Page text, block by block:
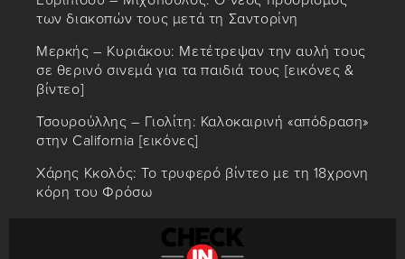
των διακοπών τους μετά τη Σαντορίνη
Μερκής – Κυριάκου: Μετέτρεψαν την αυλή τους
σε θερινό σινεμά για τα παιδιά τους [εικόνες &
βίντεο]
Τσουρούλλης – Γιολίτη: Καλοκαιρινή «απόδραση»
στην California [εικόνες]
Χάρης Κκολός: Το τρυφερό βίντεο με τη 18χρονη
κόρη του Φρόσω